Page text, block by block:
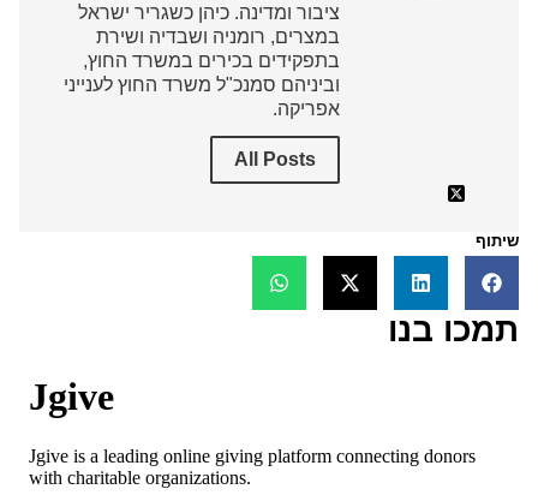
ציבור ומדינה. כיהן כשגריר ישראל
במצרים, רומניה ושבדיה ושירת
בתפקידים בכירים במשרד החוץ,
וביניהם סמנכ"ל משרד החוץ לענייני
אפריקה.
All Posts
שיתוף
תמכו בנו